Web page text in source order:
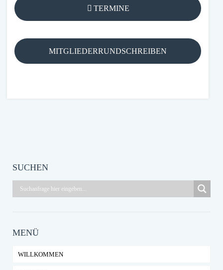
TERMINE
MITGLIEDERRUNDSCHREIBEN
SUCHEN
MENÜ
WILLKOMMEN